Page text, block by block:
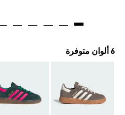
6 ألوان متوفرة